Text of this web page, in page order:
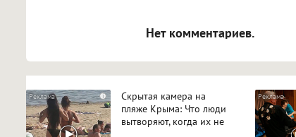
Нет комментариев.
i
Скрытая камера на
пляже Крыма: Что люди
вытворяют, когда их не